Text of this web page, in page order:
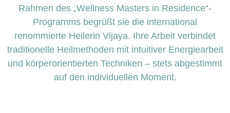
Rahmen des „Wellness Masters in Residence“-
Programms begrüßt sie die international
renommierte Heilerin Vijaya. Ihre Arbeit verbindet
traditionelle Heilmethoden mit intuitiver Energiearbeit
und körperorientierten Techniken – stets abgestimmt
auf den individuellen Moment.